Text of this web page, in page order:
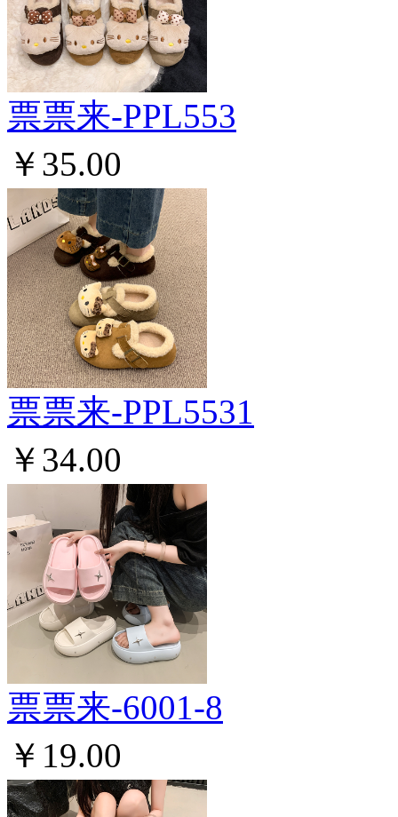
票票来-PPL553
￥35.00
票票来-PPL5531
￥34.00
票票来-6001-8
￥19.00